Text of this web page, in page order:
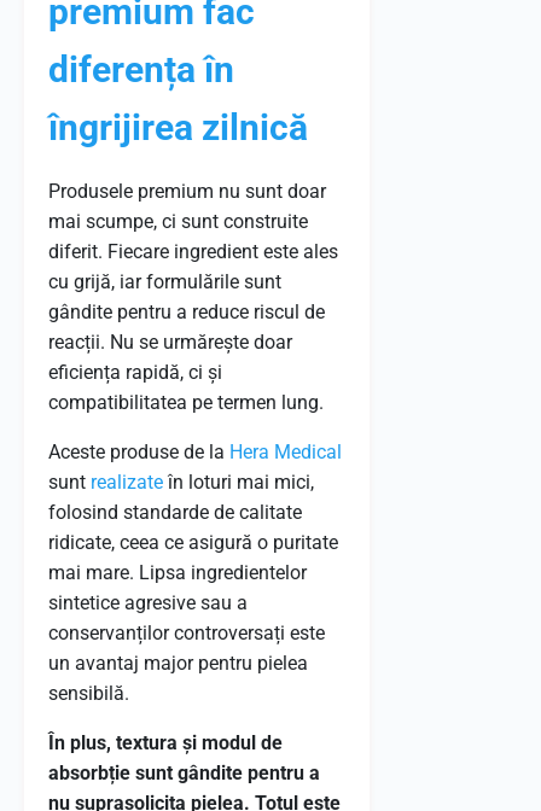
premium fac
diferența în
îngrijirea zilnică
Produsele premium nu sunt doar
mai scumpe, ci sunt construite
diferit. Fiecare ingredient este ales
cu grijă, iar formulările sunt
gândite pentru a reduce riscul de
reacții. Nu se urmărește doar
eficiența rapidă, ci și
compatibilitatea pe termen lung.
Aceste produse de la Hera Medical
sunt realizateîn loturi mai mici,
folosind standarde de calitate
ridicate, ceea ce asigură o puritate
mai mare. Lipsa ingredientelor
sintetice agresive sau a
conservanților controversați este
un avantaj major pentru pielea
sensibilă.
În plus, textura și modul de
absorbție sunt gândite pentru a
nu suprasolicita pielea. Totul este